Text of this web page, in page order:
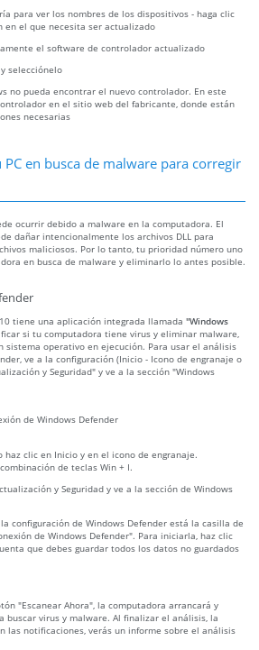
para ver los nombres de los dispositivos - haga clic
en el que necesita ser actualizado
el software de controlador actualizado
selecciónelo
no pueda encontrar el nuevo controlador. En este
en el sitio web del fabricante, donde están
necesarias
PC en busca de malware para corregir
ocurrir debido a malware en la computadora. El
dañar intencionalmente los archivos DLL para
maliciosos. Por lo tanto, tu prioridad número uno
en busca de malware y eliminarlo lo antes posible.
tiene una aplicación integrada llamada "Windows
si tu computadora tiene virus y eliminar malware,
sistema operativo en ejecución. Para usar el análisis
ve a la configuración (Inicio - Icono de engranaje o
y Seguridad" y ve a la sección "Windows
de Windows Defender
haz clic en Inicio y en el icono de engranaje.
de teclas Win + I.
y Seguridad y ve a la sección de Windows
configuración de Windows Defender está la casilla de
de Windows Defender". Para iniciarla, haz clic
que debes guardar todos los datos no guardados
"Escanear Ahora", la computadora arrancará y
buscar virus y malware. Al finalizar el análisis, la
las notificaciones, verás un informe sobre el análisis